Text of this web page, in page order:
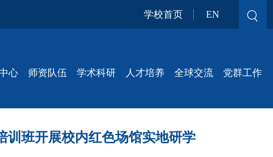
学校首页 EN
心 师资队伍 学术科研 人才培养 全球交流 党群工作
班开展校内红色场馆实地研学